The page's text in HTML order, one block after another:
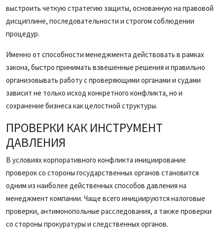
выстроить четкую стратегию защиты, основанную на правовой
дисциплине, последовательности и строгом соблюдении
процедур.
Именно от способности менеджмента действовать в рамках
закона, быстро принимать взвешенные решения и правильно
организовывать работу с проверяющими органами и судами
зависит не только исход конкретного конфликта, но и
сохранение бизнеса как целостной структуры.
ПРОВЕРКИ КАК ИНСТРУМЕНТ
ДАВЛЕНИЯ
В условиях корпоративного конфликта инициирование
проверок со стороны государственных органов становится
одним из наиболее действенных способов давления на
менеджмент компании. Чаще всего инициируются налоговые
проверки, антимонопольные расследования, а также проверки
со стороны прокуратуры и следственных органов.